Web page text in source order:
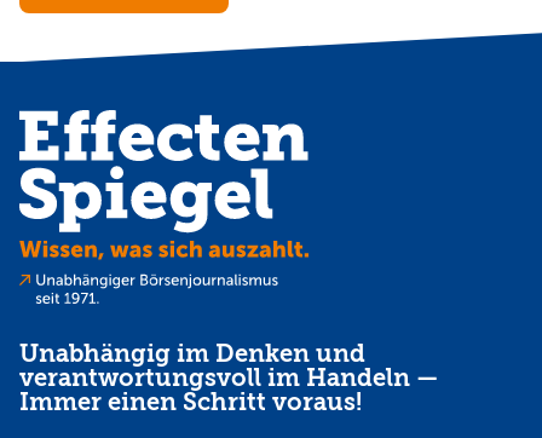
Unabhängig im Denken und
verantwortungsvoll im Handeln —
Immer einen Schritt voraus!